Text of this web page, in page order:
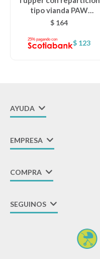
tipo vianda PAW
PATROL - verde
$ 164
$ 123
AYUDA
EMPRESA
COMPRA
SEGUINOS